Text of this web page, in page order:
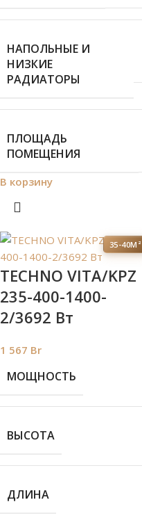
НАПОЛЬНЫЕ И
НИЗКИЕ
РАДИАТОРЫ
ПЛОЩАДЬ
ПОМЕЩЕНИЯ
В корзину
35-40М²
TECHNO VITA/KPZ
235-400-1400-
2/3692 Вт
1 567 Br
МОЩНОСТЬ
ВЫСОТА
ДЛИНА